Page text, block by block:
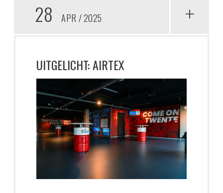
28 APR 2025 +
UITGELICHT: AIRTEX